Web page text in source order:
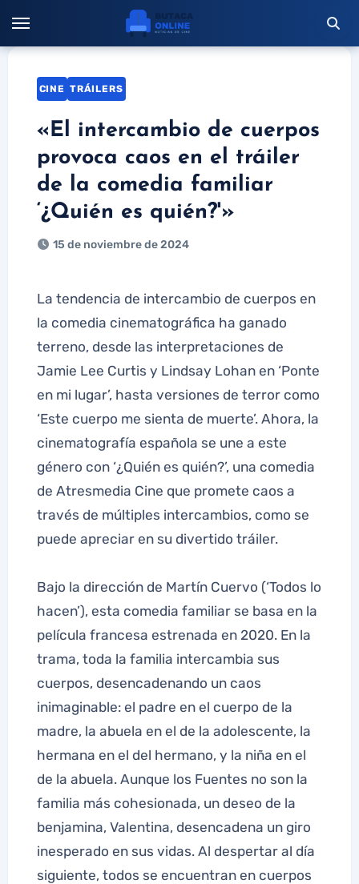
contenido
CINE TRÁILERS
«El intercambio de cuerpos
provoca caos en el tráiler
de la comedia familiar
‘¿Quién es quién?'»
15 de noviembre de 2024
La tendencia de intercambio de cuerpos en
la comedia cinematográfica ha ganado
terreno, desde las interpretaciones de
Jamie Lee Curtis y Lindsay Lohan en ‘Ponte
en mi lugar’, hasta versiones de terror como
‘Este cuerpo me sienta de muerte’. Ahora, la
cinematografía española se une a este
género con ‘¿Quién es quién?’, una comedia
de Atresmedia Cine que promete caos a
través de múltiples intercambios, como se
puede apreciar en su divertido tráiler.
Bajo la dirección de Martín Cuervo (‘Todos lo
hacen’), esta comedia familiar se basa en la
película francesa estrenada en 2020. En la
trama, toda la familia intercambia sus
cuerpos, desencadenando un caos
inimaginable: el padre en el cuerpo de la
madre, la abuela en el de la adolescente, la
hermana en el del hermano, y la niña en el
de la abuela. Aunque los Fuentes no son la
familia más cohesionada, un deseo de la
benjamina, Valentina, desencadena un giro
inesperado en sus vidas. Al despertar al día
siguiente, todos se encuentran en cuerpos